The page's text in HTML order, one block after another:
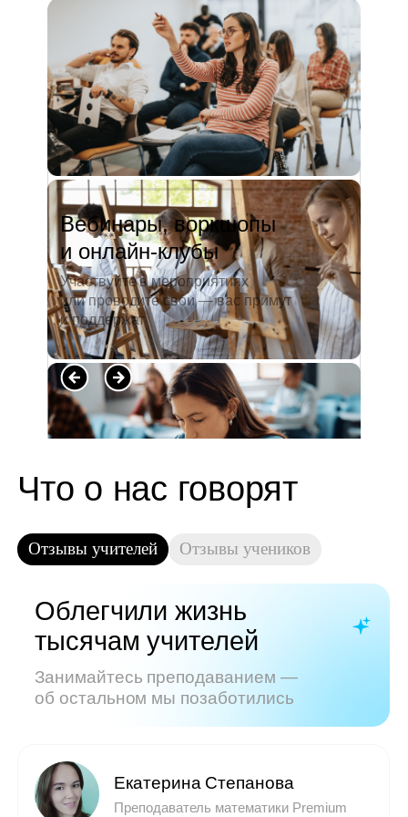
Вебинары, воркшопы
и онлайн-клубы
Участвуйте в мероприятиях
или проводите свои — вас примут
и поддержат
педагогический университет, пошла
преподавать в школу. Проработав в ней
5 лет, я поняла, что нужно двигать...
Читать полностью →
Показать все отзывы
Часто задаваемые
вопросы